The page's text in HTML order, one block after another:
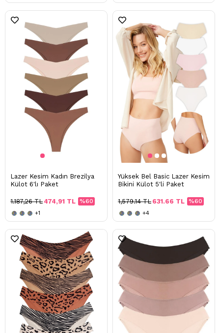
Lazer Kesim Kadın Brezilya
Külot 6'lı Paket
%60
474,91 TL
1.187,26 TL
+1
Yüksek Bel Basic Lazer Kesim
Bikini Külot 5'li Paket
%60
631.66 TL
1,579.14 TL
+4